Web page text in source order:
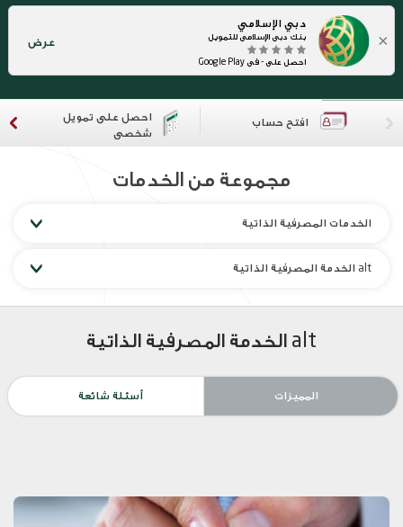
×
دبي الإسلامي
بنك دبي الإسلامي للتمويل
احصل على - في Google Play
عرض
افتح حساب
احصل على تمويل
شخصي
مجموعة من الخدمات
الخدمات المصرفية الذاتية
alt الخدمة المصرفية الذاتية
alt الخدمة المصرفية الذاتية
المميزات أسئلة شائعة